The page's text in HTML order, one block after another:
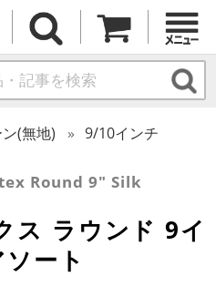
(無地)
9/10インチ
Round 9" Silk
ス ラウンド 9イ
ート